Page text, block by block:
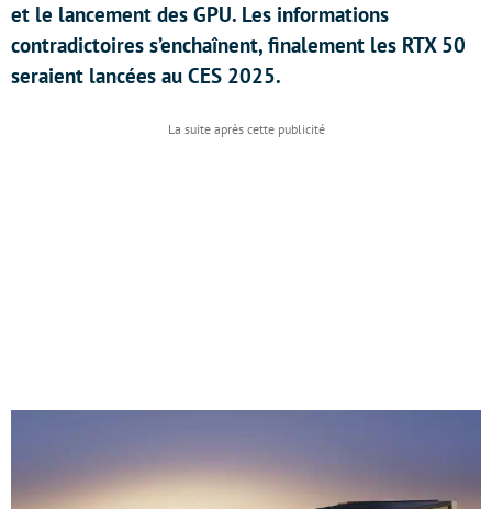
et le lancement des GPU. Les informations
contradictoires s’enchaînent, finalement les RTX 50
seraient lancées au CES 2025.